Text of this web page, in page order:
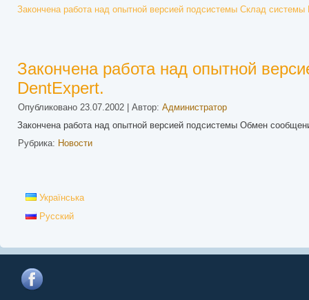
Закончена работа над опытной версией подсистемы Склад системы
Закончена работа над опытной
DentExpert.
Опубликовано 23.07.2002 Автор: Администратор
Закончена работа над опытной версией подсистемы Обмен
Рубрика: Новости
Українська
Русский